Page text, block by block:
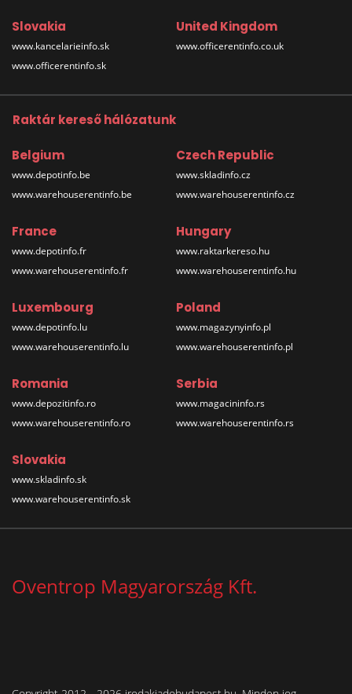
Slovakia
www.kancelarieinfo.sk
www.officerentinfo.sk
United Kingdom
www.officerentinfo.co.uk
Raktár kereső hálózatunk
Belgium
www.depotinfo.be
www.warehouserentinfo.be
Czech Republic
www.skladinfo.cz
www.warehouserentinfo.cz
France
www.depotinfo.fr
www.warehouserentinfo.fr
Hungary
www.raktarkereso.hu
www.warehouserentinfo.hu
Luxembourg
www.depotinfo.lu
www.warehouserentinfo.lu
Poland
www.magazynyinfo.pl
www.warehouserentinfo.pl
Romania
www.depozitinfo.ro
www.warehouserentinfo.ro
Serbia
www.magacininfo.rs
www.warehouserentinfo.rs
Slovakia
www.skladinfo.sk
www.warehouserentinfo.sk
Oventrop Magyarország Kft.